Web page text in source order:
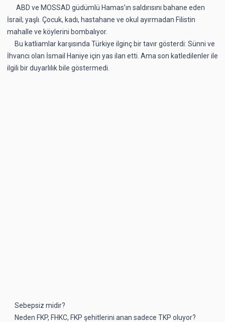
ABD ve MOSSAD güdümlü Hamas’ın saldırısını bahane eden
İsrail; yaşlı. Çocuk, kadı, hastahane ve okul ayırmadan Filistin
mahalle ve köylerini bombalıyor.
Bu katliamlar karşısında Türkiye ilginç bir tavır gösterdi: Sünni ve
İhvancı olan İsmail Haniye için yas ilan etti. Ama son katledilenler ile
ilgili bir duyarlılık bile göstermedi.
Sebepsiz midir?
Neden FKP, FHKC, FKP şehitlerini anan sadece TKP oluyor?